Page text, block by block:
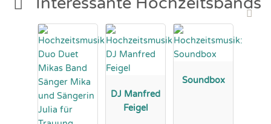
DJ Manfred
Feigel
Soundbox